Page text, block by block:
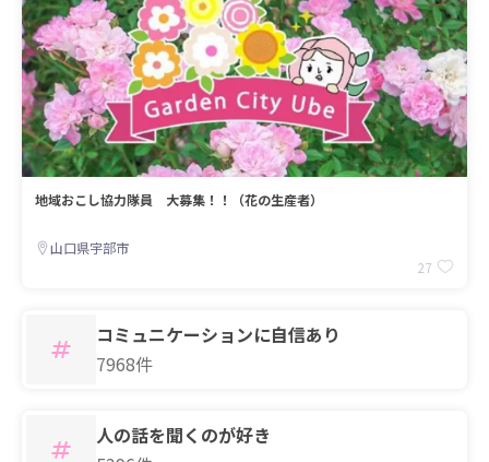
地域おこし協力隊員 大募集！！（花の生産者）
山口県宇部市
27
コミュニケーションに自信あり
7968件
人の話を聞くのが好き